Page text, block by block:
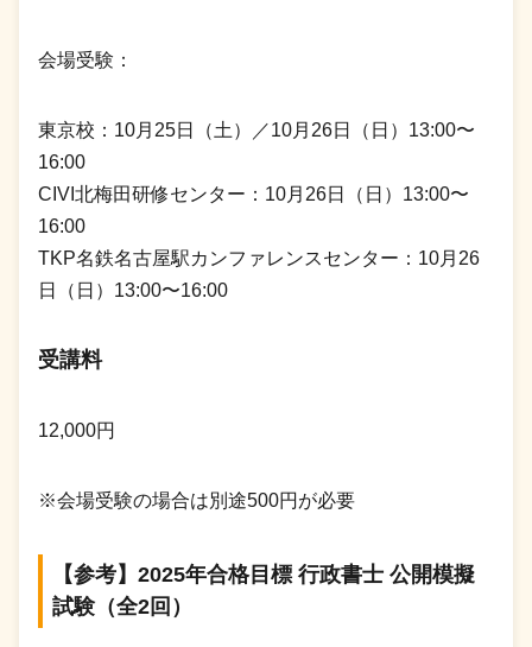
会場受験：
東京校：10月25日（土）／10月26日（日）13:00〜
16:00
CIVI北梅田研修センター：10月26日（日）13:00〜
16:00
TKP名鉄名古屋駅カンファレンスセンター：10月26
日（日）13:00〜16:00
受講料
12,000円
※会場受験の場合は別途500円が必要
【参考】2025年合格目標 行政書士 公開模擬
試験（全2回）